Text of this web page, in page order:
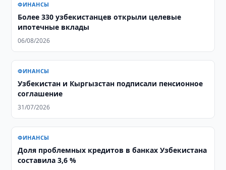
ФИНАНСЫ
Более 330 узбекистанцев открыли целевые
ипотечные вклады
06/08/2026
ФИНАНСЫ
Узбекистан и Кыргызстан подписали пенсионное
соглашение
31/07/2026
ФИНАНСЫ
Доля проблемных кредитов в банках Узбекистана
составила 3,6 %